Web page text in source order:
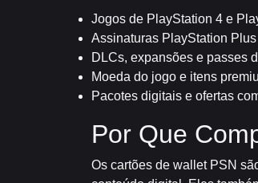
Jogos de PlayStation 4 e
Assinaturas PlayStation Plus
DLCs, expansões e passes
Moeda do jogo e itens
Pacotes digitais e ofertas
Por Que
Os cartões de wallet PSN